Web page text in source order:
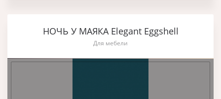
НОЧЬ У МАЯКА Elegant Eggshell
Для мебели